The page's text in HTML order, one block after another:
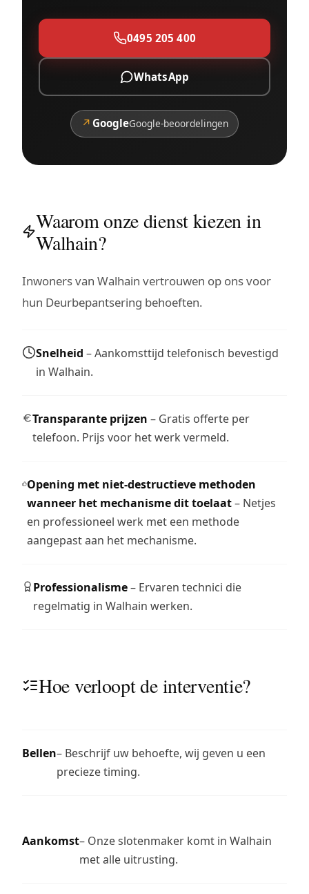
0495 205 400
WhatsApp
↗ GoogleGoogle-beoordelingen
Waarom onze dienst kiezen in
Walhain?
Inwoners van Walhain vertrouwen op ons voor
hun Deurbepantsering behoeften.
Snelheid – Aankomsttijd telefonisch bevestigd
in Walhain.
Transparante prijzen – Gratis offerte per
telefoon. Prijs voor het werk vermeld.
Opening met niet-destructieve methoden
wanneer het mechanisme dit toelaat– Netjes
en professioneel werk met een methode
aangepast aan het mechanisme.
Professionalisme– Ervaren technici die
regelmatig in Walhain werken.
Hoe verloopt de interventie?
Bellen– Beschrijf uw behoefte, wij geven u een
precieze timing.
Aankomst– Onze slotenmaker komt in Walhain
met alle uitrusting.